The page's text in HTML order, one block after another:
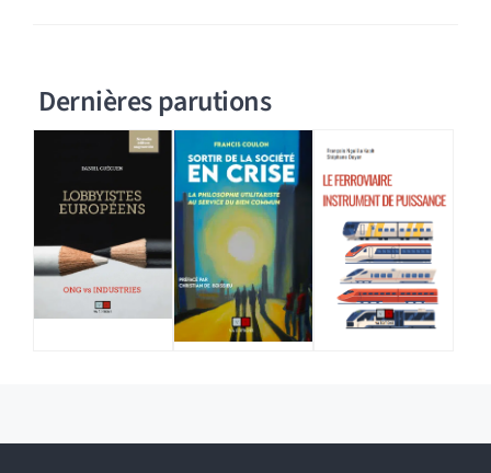
Dernières parutions